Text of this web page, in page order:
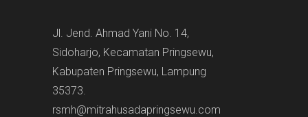
Jl. Jend. Ahmad Yani No. 14,
Sidoharjo, Kecamatan Pringsewu,
Kabupaten Pringsewu, Lampung
35373.
rsmh@mitrahusadapringsewu.com